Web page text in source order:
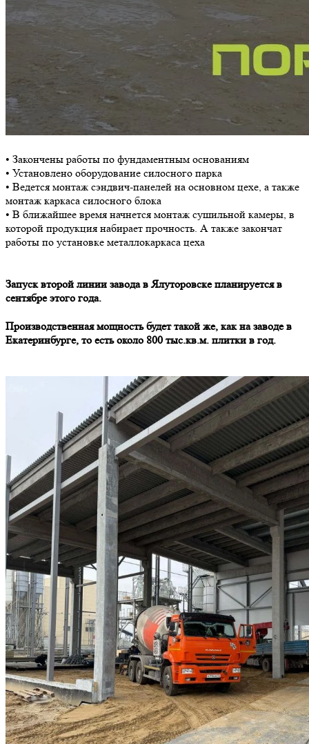
• Закончены работы по фундаментным основаниям
• Установлено оборудование силосного парка
• Ведется монтаж сэндвич-панелей на основном цехе, а также
монтаж каркаса силосного блока
• В ближайшее время начнется монтаж сушильной камеры, в
которой продукция набирает прочность. А также закончат
работы по установке металлокаркаса цеха
Запуск второй линии завода в Ялуторовске планируется в
сентябре этого года.
Производственная мощность будет такой же, как на заводе в
Екатеринбурге, то есть около 800 тыс.кв.м. плитки в год.